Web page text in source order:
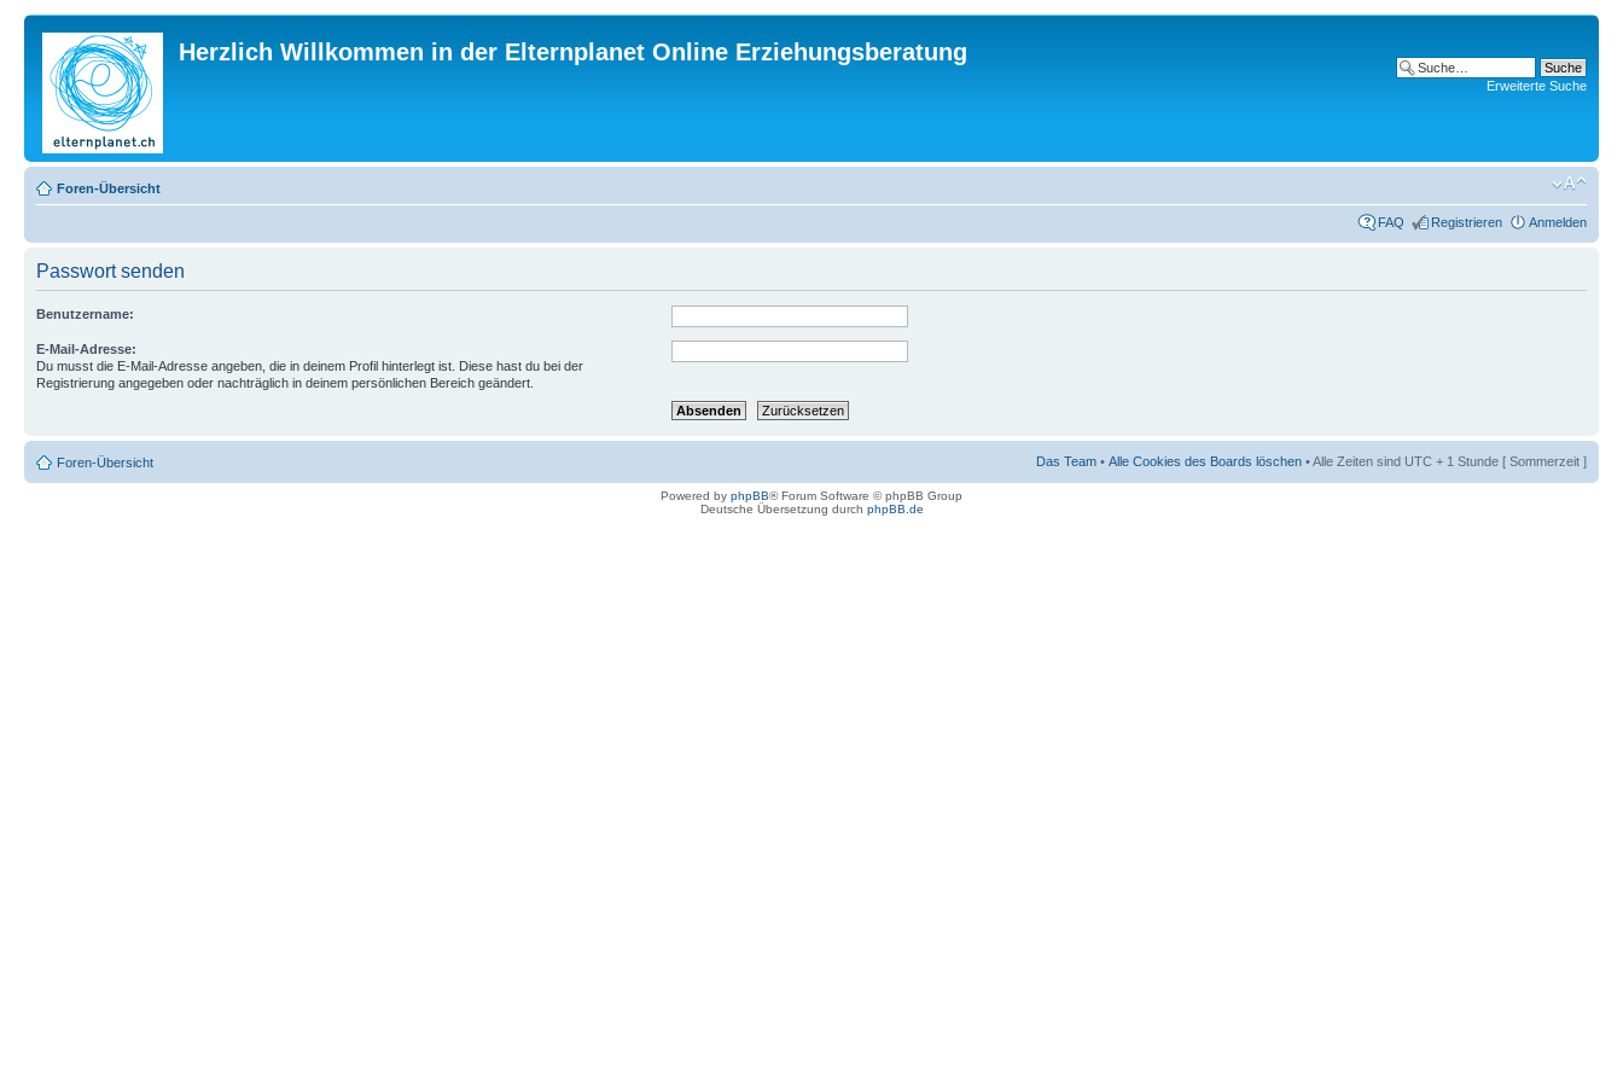
Herzlich Willkommen in der Elternplanet Online Erziehungsberatung
Erweiterte Suche
Foren-Übersicht
FAQ Registrieren Anmelden
Passwort senden
Benutzername:
E-Mail-Adresse:
Du musst die E-Mail-Adresse angeben, die in deinem Profil hinterlegt ist. Diese hast du bei der
Registrierung angegeben oder nachträglich in deinem persönlichen Bereich geändert.
Foren-Übersicht Das Team • Alle Cookies des Boards löschen • Alle Zeiten sind UTC + 1 Stunde [ Sommerzeit ]
Powered by phpBB® Forum Software © phpBB Group
Deutsche Übersetzung durch phpBB.de